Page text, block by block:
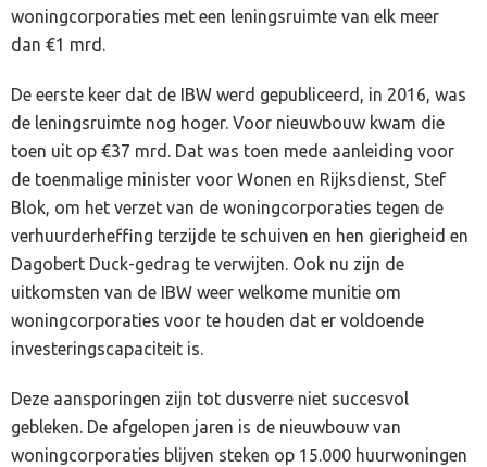
woningcorporaties met een leningsruimte van elk meer
dan €1 mrd.
De eerste keer dat de IBW werd gepubliceerd, in 2016, was
de leningsruimte nog hoger. Voor nieuwbouw kwam die
toen uit op €37 mrd. Dat was toen mede aanleiding voor
de toenmalige minister voor Wonen en Rijksdienst, Stef
Blok, om het verzet van de woningcorporaties tegen de
verhuurderheffing terzijde te schuiven en hen gierigheid en
Dagobert Duck-gedrag te verwijten. Ook nu zijn de
uitkomsten van de IBW weer welkome munitie om
woningcorporaties voor te houden dat er voldoende
investeringscapaciteit is.
Deze aansporingen zijn tot dusverre niet succesvol
gebleken. De afgelopen jaren is de nieuwbouw van
woningcorporaties blijven steken op 15.000 huurwoningen